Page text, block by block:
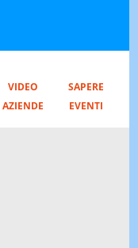
VIDEO
SAPERE
AZIENDE EVENTI